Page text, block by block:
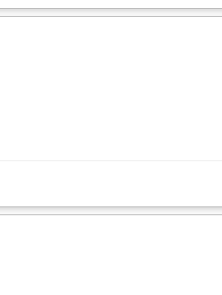
z finansami, w tym szkoleń z zakresu
obsługi klientów oraz firm;